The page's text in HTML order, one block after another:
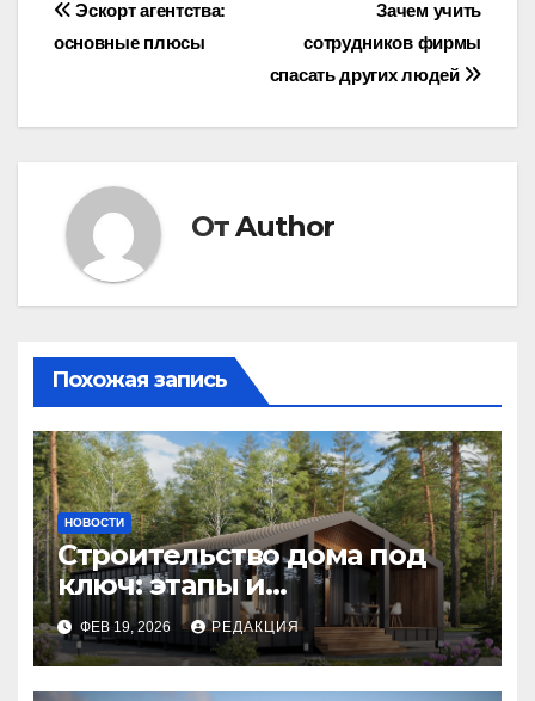
Навигация
записям
Зачем учить
сотрудников фирмы
спасать других людей
Эскорт агентства:
основные плюсы
ОтAuthor
Похожая запись
НОВОСТИ
Строительство дома под
ключ: этапы и
планирование бюджета
ФЕВ 19, 2026 РЕДАКЦИЯ